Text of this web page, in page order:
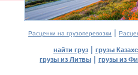
Расценки на грузоперевозки |
найти груз| грузы
грузы из Литвы | грузы из